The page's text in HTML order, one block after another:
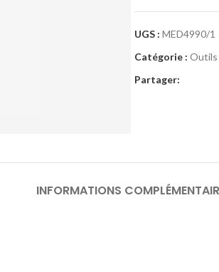
UGS : MED4990/1
Catégorie :
Partager:
INFORMATIONS